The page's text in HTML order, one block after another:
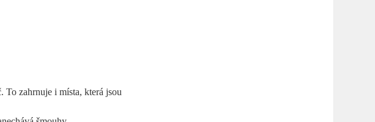
To zahrnuje i místa, která jsou